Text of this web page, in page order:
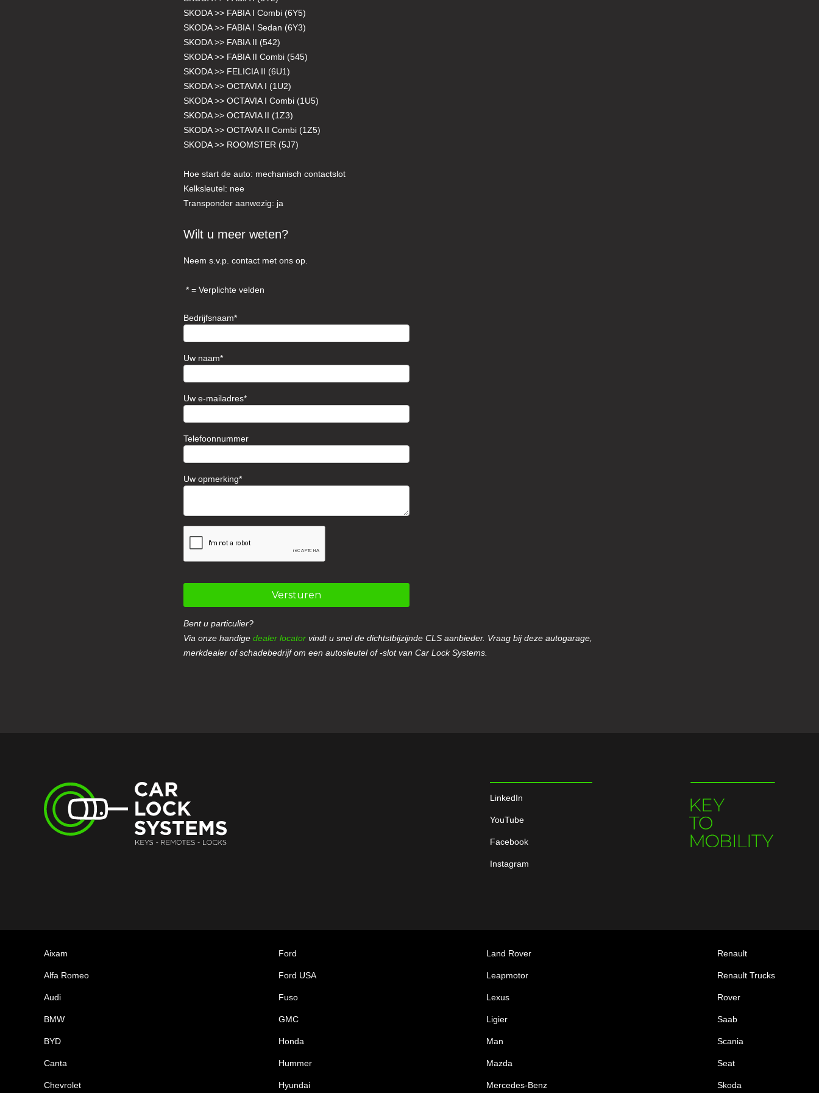
SKODA >> FABIA I Combi (6Y5)
SKODA >> FABIA I Sedan (6Y3)
SKODA >> FABIA II (542)
SKODA >> FABIA II Combi (545)
SKODA >> FELICIA II (6U1)
SKODA >> OCTAVIA I (1U2)
SKODA >> OCTAVIA I Combi (1U5)
SKODA >> OCTAVIA II (1Z3)
SKODA >> OCTAVIA II Combi (1Z5)
SKODA >> ROOMSTER (5J7)
Hoe start de auto: mechanisch contactslot
Kelksleutel: nee
Transponder aanwezig: ja
Wilt u meer weten?
Neem s.v.p. contact met ons op.
= Verplichte velden
Bedrijfsnaam
Uw naam
Uw e-mailadres
Telefoonnummer
Uw opmerking
Versturen
Bent u particulier?
Via onze handigedealer locator vindt u snel de dichtstbijzijnde CLS aanbieder. Vraag bij deze autogarage,
merkdealer of schadebedrijf om een autosleutel of -slot van Car Lock Systems.
LinkedIn
YouTube
Facebook
Instagram
Aixam
Alfa Romeo
Audi
BMW
BYD
Canta
Chevrolet
Ford
Ford USA
Fuso
GMC
Honda
Hummer
Hyundai
Land Rover
Leapmotor
Lexus
Ligier
Man
Mazda
Mercedes-Benz
Renault
Renault Trucks
Rover
Saab
Scania
Seat
Skoda